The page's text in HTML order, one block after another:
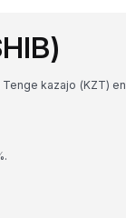
kazajo (KZT)